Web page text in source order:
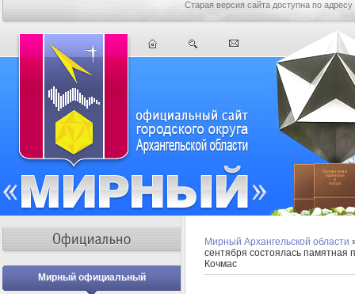
Старая версия сайта доступна по адресу
Мирный официальный
Мирный Архангельской области
сентября состоялась памятная
Кочмас